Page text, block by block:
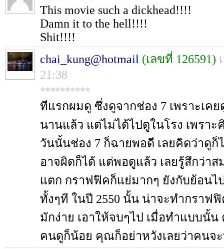
This movie such a dickhead!!!!
Damn it to the hell!!!!
Shit!!!!
chai_kung@hotmail (เลขที่ 126591)
21:38
ทีแรกผมดู ซึ่งดูจากช่อง 7 เพราะเค
นานแล้ว แต่ไม่ได้ไปดูในโรง เพรา
วันนั้นช่อง 7 ก็ฉายพอดี เลยคิดว่าดูก็
อาจผิดก็ได้ แต่พอดูแล้ว เลยรู้สึกว่า
แตก กราฟฟิคก็แย่มากๆ ยังกับย้อนไ
ทั้งๆที ในปี 2550 นั้น น่าจะทำกราฟ
มักง่าย เอาให้จบๆไป เมื่อทำแบบนั้
คนดูก็น้อย คุณก็อย่าหวังเลยว่าคนจ